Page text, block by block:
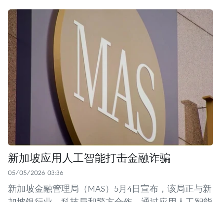
新加坡应用人工智能打击金融诈骗
05/05/2026 03:36
新加坡金融管理局（MAS）5月4日宣布，该局正与新